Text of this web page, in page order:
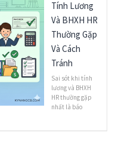
Tính Lương
Và BHXH HR
Thường Gặp
Và Cách
Tránh
Sai sót khi tính
lương và BHXH
HR thường gặp
nhất là báo